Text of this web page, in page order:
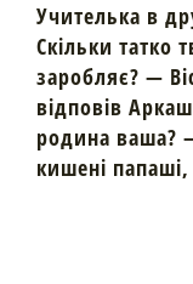
Учителька в
Скільки татко
заробляє? —
відповів
родина ваша?
кишені папаші,